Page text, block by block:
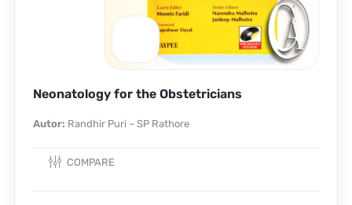
Neonatology for the Obstetricians
Autor: Randhir Puri – SP Rathore
COMPARE